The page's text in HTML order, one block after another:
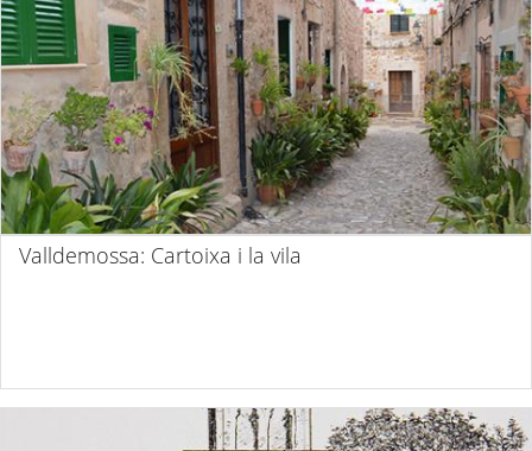
Valldemossa: Cartoixa i la vila